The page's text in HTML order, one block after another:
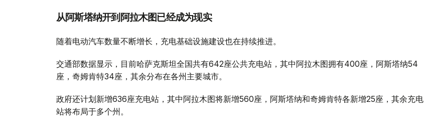
从阿斯塔纳开到阿拉木图已经成为现实
随着电动汽车数量不断增长，充电基础设施建设也在持续推进。
交通部数据显示，目前哈萨克斯坦全国共有642座公共充电站，其中阿拉木图拥有400座，阿斯塔纳54
座，奇姆肯特34座，其余分布在各州主要城市。
政府还计划新增636座充电站，其中阿拉木图将新增560座，阿斯塔纳和奇姆肯特各新增25座，其余充电
站将布局于多个州。